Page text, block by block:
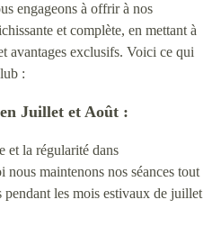
engageons à offrir à nos
et complète, en mettant à
avantages exclusifs. Voici ce qui
:
Juillet et Août :
et la régularité dans
maintenons nos séances tout
les mois estivaux de juillet